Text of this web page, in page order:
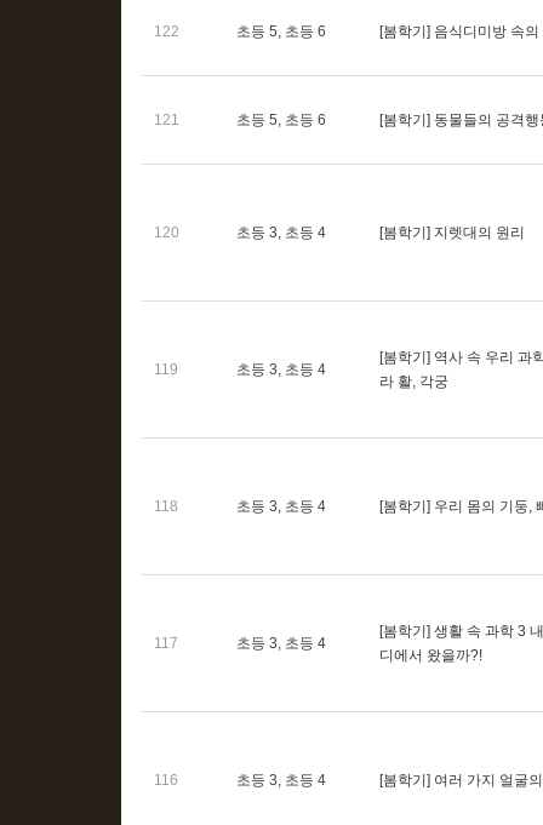
122 초등 5, 초등 6 [봄학기] 음식디미방 속의
121 초등 5, 초등 6 [봄학기] 동물들의 공격행
120 초등 3, 초등 4 [봄학기] 지렛대의 원리
119 초등 3, 초등 4
[봄학기] 역사 속 우리 과
라 활, 각궁
118 초등 3, 초등 4 [봄학기] 우리 몸의 기둥,
117 초등 3, 초등 4
[봄학기] 생활 속 과학 3
디에서 왔을까?!
116 초등 3, 초등 4 [봄학기] 여러 가지 얼굴